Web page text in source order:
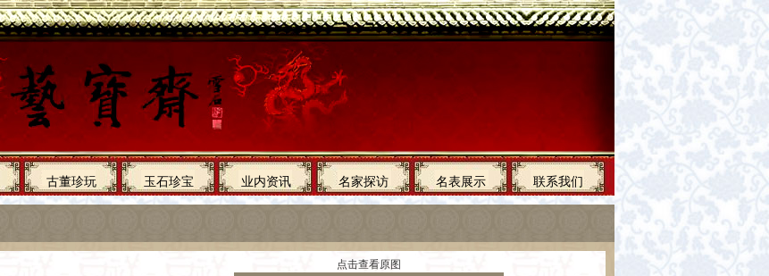
古董珍玩 玉石珍宝 业内资讯 名家探访 名表展示 联系我们
点击查看原图